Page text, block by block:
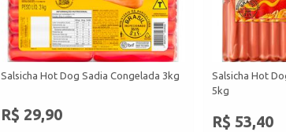
Salsicha Hot Dog Sadia Congelada 3kg
R$ 29,90
Salsicha Hot
5kg
R$ 53,40